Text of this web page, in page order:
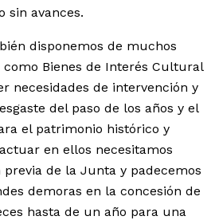
sin avances.
disponemos de muchos
como Bienes de Interés Cultural
necesidades de intervención y
del paso de los años y el
el patrimonio histórico y
en ellos necesitamos
de la Junta y padecemos
demoras en la concesión de
hasta de un año para una